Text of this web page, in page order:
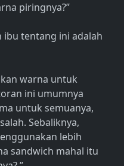
piringnya?”
ibu tentang ini adalah
warna untuk
ini umumnya
untuk semuanya,
Sebaliknya,
lebih
sandwich mahal itu